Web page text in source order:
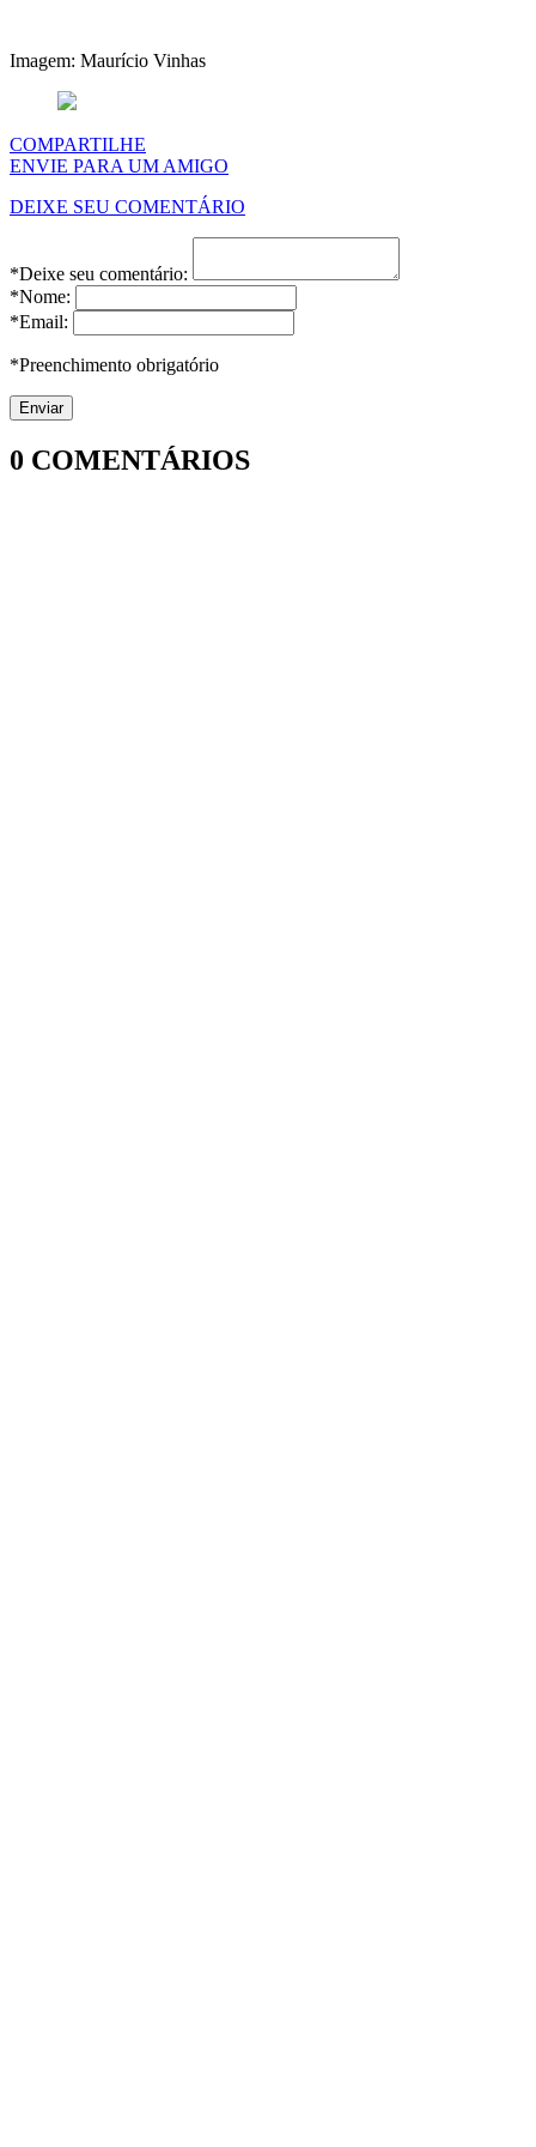
Imagem: Maurício Vinhas
COMPARTILHE
ENVIE PARA UM AMIGO
DEIXE SEU COMENTÁRIO
*Deixe seu comentário:
*Nome:
*Email:
*Preenchimento obrigatório
0 COMENTÁRIOS